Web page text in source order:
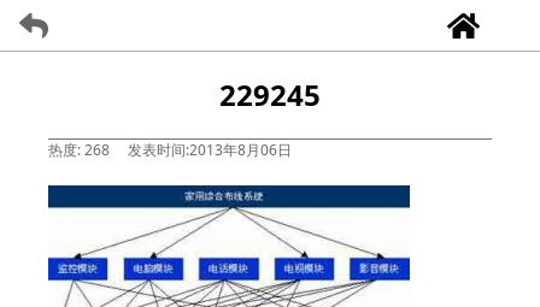
229245
热度: 268 发表时间:2013年8月06日